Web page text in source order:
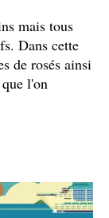
mais tous
Dans cette
de rosés ainsi
l'on